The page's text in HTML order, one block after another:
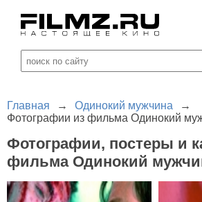
Главная → Одинокий мужчина
→
Фотографии из фильма Одинокий
Фотографии, постеры и
фильма Одинокий